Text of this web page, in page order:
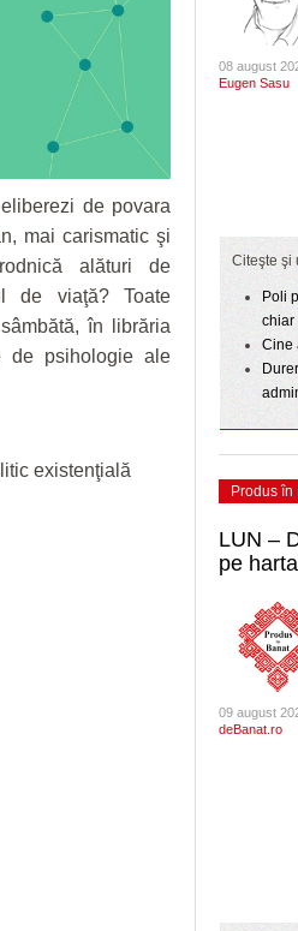
de povara
mai carismatic şi
alături de
de viaţă? Toate
în librăria
de psihologie ale
existenţială
08 august
Eugen Sasu
Citeşte şi
Poli
chiar
Cine
Produs în
LUN –
pe
09 august
deBanat.ro